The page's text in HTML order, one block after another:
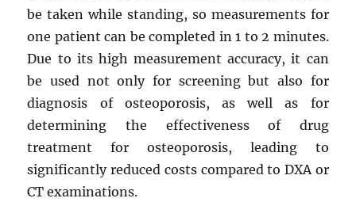
be taken while standing, so measurements for
one patient can be completed in 1 to 2 minutes.
Due to its high measurement accuracy, it can
be used not only for screening but also for
diagnosis of osteoporosis, as well as for
determining the effectiveness of drug
treatment for osteoporosis, leading to
significantly reduced costs compared to DXA or
CT examinations.